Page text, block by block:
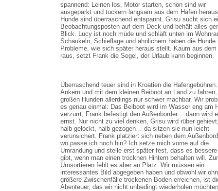
spannend: Leinen los, Motor starten, schon sind wir
ausgeparkt und tuckern langsam aus dem Hafen
Hunde sind überraschend entspannt. Grisu sucht sich
Beobachtungsposten auf dem Deck und behält alles
Blick. Lucy ist noch müde und schläft unten im
Schaukeln, Schieflage und ähnlichem haben die Hunde
Probleme, wie sich später heraus stellt. Kaum aus dem
raus, setzt Frank die Segel, der Urlaub kann beginnen.
Überraschend teuer sind in Kroatien die Hafengebühren.
Ankern und mit dem kleinen Beiboot an Land zu
großen Hunden allerdings nur schwer machbar. Wir
es genau einmal: Das Beiboot wird im Wasser eng am
verzurrt, Frank befestigt den Außenborder… dann wird
ernst. Nur nicht zu viel denken, Grisu wird rüber
halb gelockt, halb gezogen… da sitzen sie nun leicht
verunsichert. Frank platziert sich neben dem
wo passe ich noch hin? Ich setze mich vorne auf die
Umrandung und stelle erst später fest, dass es
gibt, wenn man einen trocknen Hintern behalten will.
Umsortieren fehlt es aber an Platz. Wir müssen ein
interessantes Bild abgegeben haben und obwohl wir
größere Zwischenfälle trockenen Boden erreichen, ist
Abenteuer, das wir nicht unbedingt wiederholen